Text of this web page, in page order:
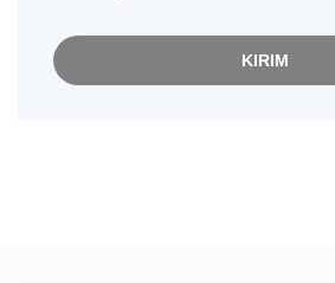
KIRIM